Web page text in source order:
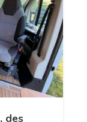
des